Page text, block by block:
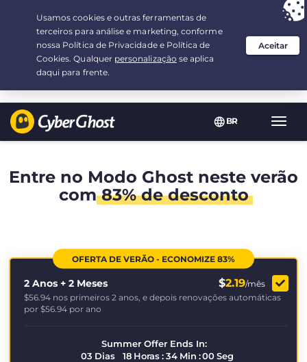
BR
Sua escolha: a melhor ofertapor 2.1666666666667-ano(s) a $
/mês
Entre no Modo Ghost neste verão
com83% de desconto
OFERTA DE VERÃO - ECONOMIZE 83%
2 Anos + 2 Meses $2.19/mês
$56.94 nos primeiros 2 anos, e depois renovações automáticas
por $56.94 por ano
Summer Offer Ends In:
03 Dias 18 Horas: 33 Min : 59Seg